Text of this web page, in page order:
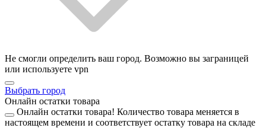
Не смогли определить ваш город. Возможно вы заграницей
или используете vpn
Выбрать город
Онлайн остатки товара
Онлайн остатки товара! Количество товара меняется в
настоящем времени и соответствует остатку товара на складе